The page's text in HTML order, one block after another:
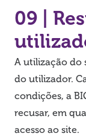
09 |
A utilização do
do utilizador.
condições, a
recusar, em
acesso ao site.